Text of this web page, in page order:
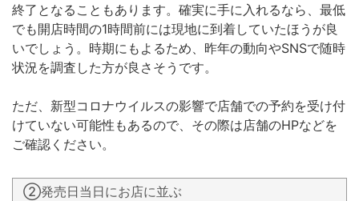
終了となることもあります。確実に手に入れるなら、最低
でも開店時間の1時間前には現地に到着していたほうが良
いでしょう。時期にもよるため、昨年の動向やSNSで随時
状況を調査した方が良さそうです。
ただ、新型コロナウイルスの影響で店舗での予約を受け付
けていない可能性もあるので、その際は店舗のHPなどを
ご確認ください。
②発売日当日にお店に並ぶ